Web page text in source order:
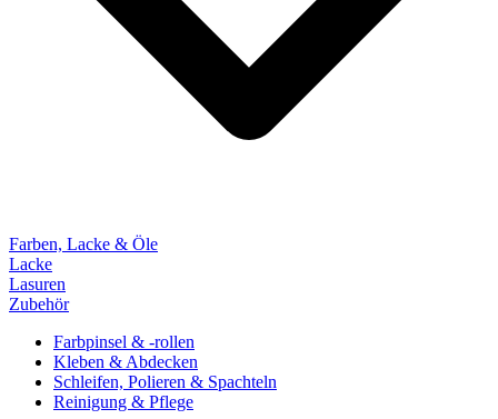
Farben, Lacke & Öle
Lacke
Lasuren
Zubehör
Farbpinsel & -rollen
Kleben & Abdecken
Schleifen, Polieren & Spachteln
Reinigung & Pflege